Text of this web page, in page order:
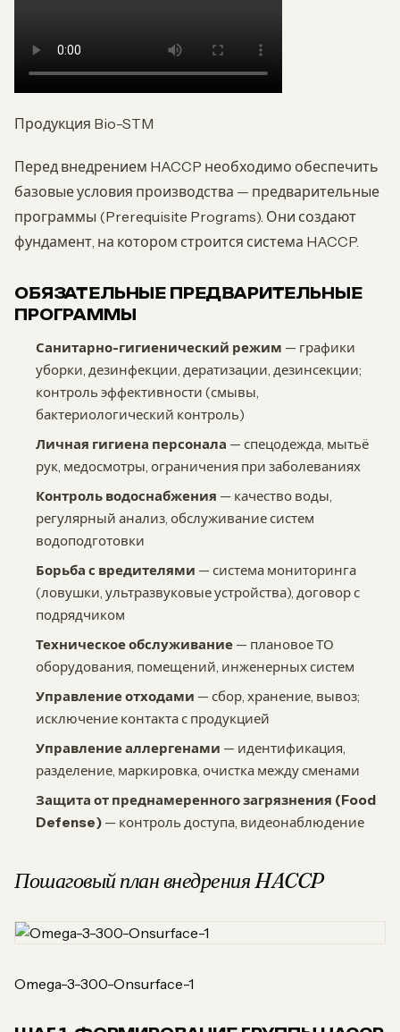
Продукция Bio-STM
Перед внедрением HACCP необходимо обеспечить
базовые условия производства — предварительные
программы (Prerequisite Programs). Они создают
фундамент, на котором строится система HACCP.
ОБЯЗАТЕЛЬНЫЕ ПРЕДВАРИТЕЛЬНЫЕ
ПРОГРАММЫ
Санитарно-гигиенический режим — графики
уборки, дезинфекции, дератизации, дезинсекции;
контроль эффективности (смывы,
бактериологический контроль)
Личная гигиена персонала — спецодежда, мытьё
рук, медосмотры, ограничения при заболеваниях
Контроль водоснабжения — качество воды,
регулярный анализ, обслуживание систем
водоподготовки
Борьба с вредителями — система мониторинга
(ловушки, ультразвуковые устройства), договор с
подрядчиком
Техническое обслуживание — плановое ТО
оборудования, помещений, инженерных систем
Управление отходами — сбор, хранение, вывоз;
исключение контакта с продукцией
Управление аллергенами — идентификация,
разделение, маркировка, очистка между сменами
Защита от преднамеренного загрязнения (Food
Defense) — контроль доступа, видеонаблюдение
Пошаговый план внедрения HACCP
Omega-3-300-Onsurface-1